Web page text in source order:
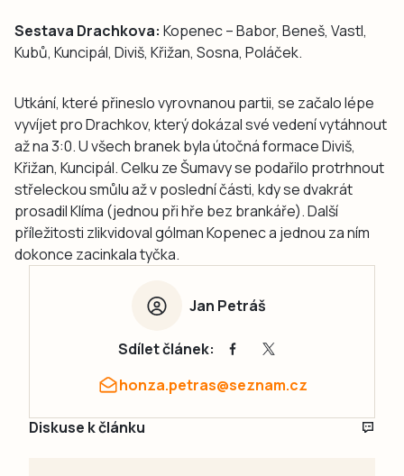
Sestava Drachkova: Kopenec – Babor, Beneš, Vastl,
Kubů, Kuncipál, Diviš, Křižan, Sosna, Poláček.
Utkání, které přineslo vyrovnanou partii, se začalo lépe
vyvíjet pro Drachkov, který dokázal své vedení vytáhnout
až na 3:0. U všech branek byla útočná formace Diviš,
Křižan, Kuncipál. Celku ze Šumavy se podařilo protrhnout
střeleckou smůlu až v poslední části, kdy se dvakrát
prosadil Klíma (jednou při hře bez brankáře). Další
příležitosti zlikvidoval gólman Kopenec a jednou za ním
dokonce zacinkala tyčka.
Jan Petráš
Sdílet článek:
honza.petras@seznam.cz
Diskuse k článku